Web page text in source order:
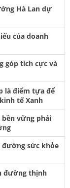
Hà Lan dự
của doanh
góp tích cực và
là điểm tựa để
tế Xanh
bền vững phải
đường sức khỏe
đường thịnh